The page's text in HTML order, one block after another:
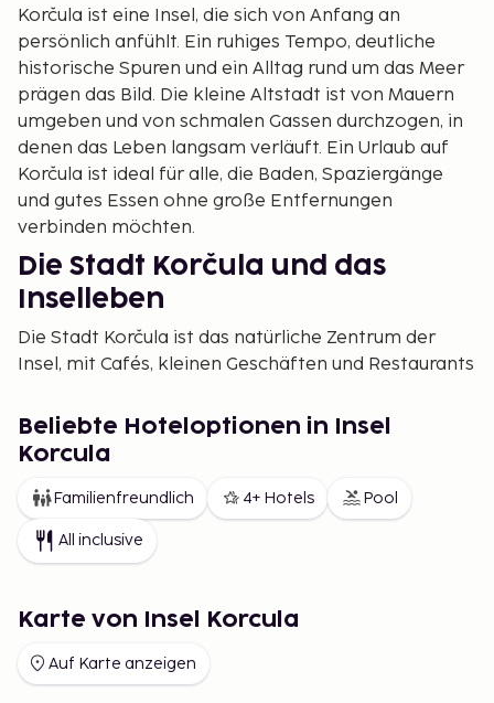
Korčula ist eine Insel, die sich von Anfang an
persönlich anfühlt. Ein ruhiges Tempo, deutliche
historische Spuren und ein Alltag rund um das Meer
prägen das Bild. Die kleine Altstadt ist von Mauern
umgeben und von schmalen Gassen durchzogen, in
denen das Leben langsam verläuft. Ein Urlaub auf
Korčula ist ideal für alle, die Baden, Spaziergänge
und gutes Essen ohne große Entfernungen
verbinden möchten.
Die Stadt Korčula und das
Inselleben
Die Stadt Korčula ist das natürliche Zentrum der
Insel, mit Cafés, kleinen Geschäften und Restaurants
Dörfer, Weinberge und Badeplätze auf der ganzen
Insel leicht erreichen. Traditionen bestehen hier
man sich häufig am Hafen, wo die Atmosphäre
entspannt und persönlich ist.
Aktivitäten auf Korčula
oder zu entspannen. Baden Sie in ruhigen Buchten,
schnorcheln Sie im klaren Wasser oder radeln Sie
zwischen Dörfern und Stränden. Wer mehr
Beliebte Hoteloptionen in Insel
Korcula
Familienfreundlich 4+ Hotels Pool
All inclusive
Karte von Insel Korcula
Auf Karte anzeigen